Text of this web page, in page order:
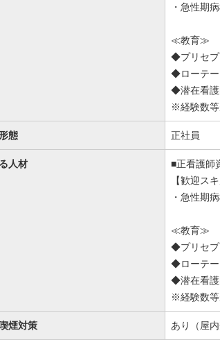
・急性期
≪教育≫
◆プリセプ
◆ローテー
◆潜在看護
※経験数等
態 正社員
人材
■正看護師
【歓迎スキ
・急性期
≪教育≫
◆プリセプ
◆ローテー
◆潜在看護
※経験数等
煙対策 あり（屋内